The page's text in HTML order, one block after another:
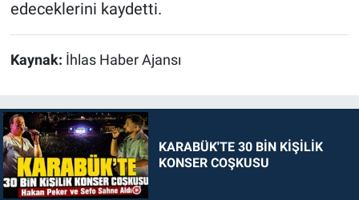
edeceklerini kaydetti.
Kaynak: İhlas Haber Ajansı
KARABÜK'TE 30 BİN KİŞİLİK
KONSER COŞKUSU